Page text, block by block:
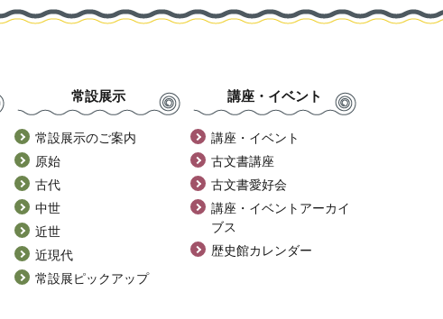
常設展示
常設展示のご案内
原始
古代
中世
近世
近現代
常設展ピックアップ
講座・イベント
講座・イベント
古文書講座
古文書愛好会
講座・イベントアーカイ
ブス
歴史館カレンダー